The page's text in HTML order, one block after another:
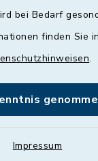
bei Bedarf
finden Sie
.
Impressum
Impressum
Sitemap